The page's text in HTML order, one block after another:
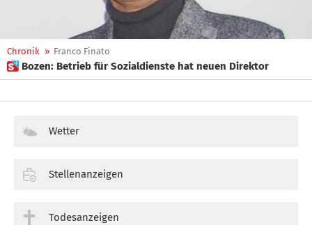
Chronik » Franco Finato
 Bozen: Betrieb für Sozialdienste hat neuen Direktor
Wetter
Stellenanzeigen
Todesanzeigen